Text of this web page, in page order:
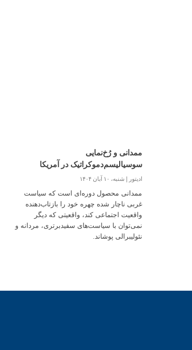
ممدانی و رُخ‌نمایی
سوسیالیسم‌دموکراتیک در آمریکا
ادیتور شنبه، ۱۰ آبان ۱۴۰۴
ممدانی محصول دوره‌ای است که سیاست
غربی ناچار شده چهره‌ خود را بازتاب‌دهنده
واقعیت اجتماعی کند، واقعیتی که دیگر
نمی‌توان با سیاست‌های سفید‌برتری، مردانه و
نئولیبرالی پوشاند.